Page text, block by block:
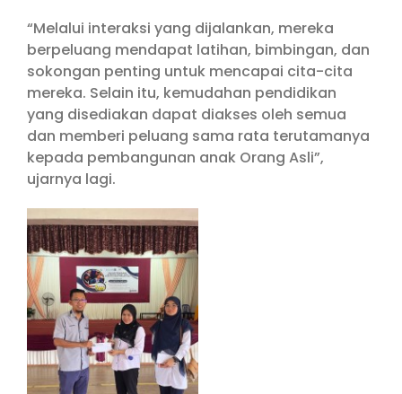
“Melalui interaksi yang dijalankan, mereka
berpeluang mendapat latihan, bimbingan, dan
sokongan penting untuk mencapai cita-cita
mereka. Selain itu, kemudahan pendidikan
yang disediakan dapat diakses oleh semua
dan memberi peluang sama rata terutamanya
kepada pembangunan anak Orang Asli”,
ujarnya lagi.